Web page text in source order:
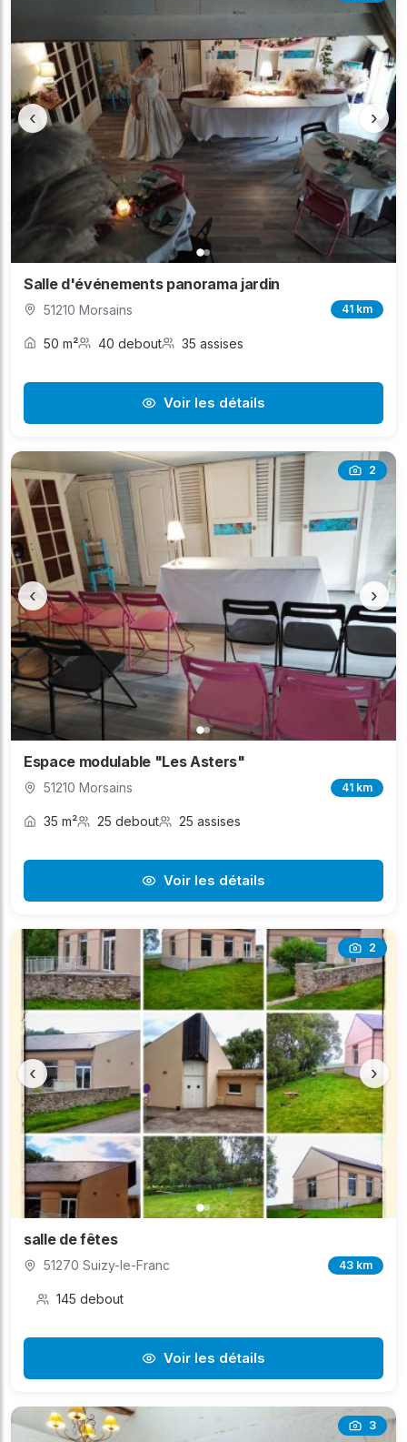
‹ ›
Salle d'événements panorama jardin
51210 Morsains 41 km
50 m² 40 debout 35 assises
Voir les détails
2
‹ ›
Espace modulable "Les Asters"
51210 Morsains 41 km
35 m² 25 debout 25 assises
Voir les détails
2
‹ ›
salle de fêtes
51270 Suizy-le-Franc 43 km
145 debout
Voir les détails
3